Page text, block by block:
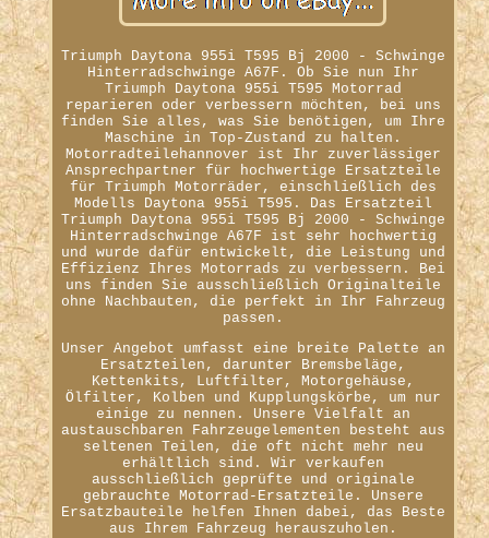
Triumph Daytona 955i T595 Bj 2000 - Schwinge
Hinterradschwinge A67F. Ob Sie nun Ihr
Triumph Daytona 955i T595 Motorrad
reparieren oder verbessern möchten, bei uns
finden Sie alles, was Sie benötigen, um Ihre
Maschine in Top-Zustand zu halten.
Motorradteilehannover ist Ihr zuverlässiger
Ansprechpartner für hochwertige Ersatzteile
für Triumph Motorräder, einschließlich des
Modells Daytona 955i T595. Das Ersatzteil
Triumph Daytona 955i T595 Bj 2000 - Schwinge
Hinterradschwinge A67F ist sehr hochwertig
und wurde dafür entwickelt, die Leistung und
Effizienz Ihres Motorrads zu verbessern. Bei
uns finden Sie ausschließlich Originalteile
ohne Nachbauten, die perfekt in Ihr Fahrzeug
passen.
Unser Angebot umfasst eine breite Palette an
Ersatzteilen, darunter Bremsbeläge,
Kettenkits, Luftfilter, Motorgehäuse,
Ölfilter, Kolben und Kupplungskörbe, um nur
einige zu nennen. Unsere Vielfalt an
austauschbaren Fahrzeugelementen besteht aus
seltenen Teilen, die oft nicht mehr neu
erhältlich sind. Wir verkaufen
ausschließlich geprüfte und originale
gebrauchte Motorrad-Ersatzteile. Unsere
Ersatzbauteile helfen Ihnen dabei, das Beste
aus Ihrem Fahrzeug herauszuholen.